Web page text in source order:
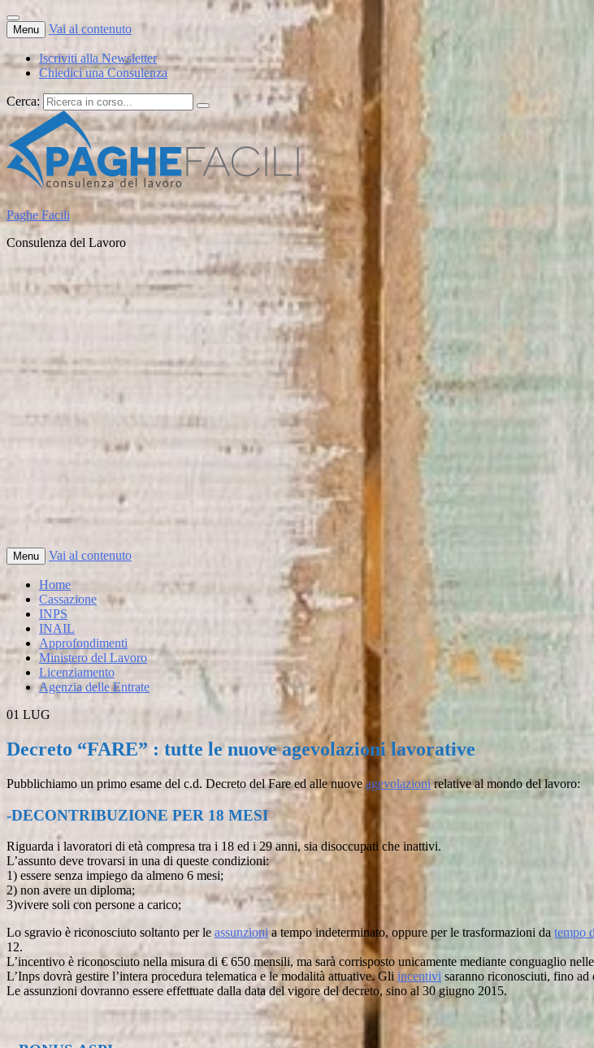
Menu Vai al contenuto
Iscriviti alla Newsletter
Chiedici una Consulenza
Cerca:
Paghe Facili
Consulenza del Lavoro
Menu Vai al contenuto
Home
Cassazione
INPS
INAIL
Approfondimenti
Ministero del Lavoro
Licenziamento
Agenzia delle Entrate
01 LUG
Decreto “FARE” : tutte le nuove agevolazioni lavorative
Pubblichiamo un primo esame del c.d. Decreto del Fare ed alle nuove agevolazionirelative al mondo del lavoro:
-DECONTRIBUZIONE PER 18 MESI
Riguarda i lavoratori di età compresa tra i 18 ed i 29 anni, sia disoccupati che inattivi.
L’assunto deve trovarsi in una di queste condizioni:
1) essere senza impiego da almeno 6 mesi;
2) non avere un diploma;
3)vivere soli con persone a carico;
Lo sgravio è riconosciuto soltanto per le assunzioni a tempo indeterminato, oppure per le trasformazioni da tempo
12.
L’incentivo è riconosciuto nella misura di € 650 mensili, ma sarà corrisposto unicamente mediante conguaglio
L’Inps dovrà gestire l’intera procedura telematica e le modalità attuative. Gli incentivi saranno riconosciuti, fino
Le assunzioni dovranno essere effettuate dalla data del vigore del decreto, sino al 30 giugno 2015.